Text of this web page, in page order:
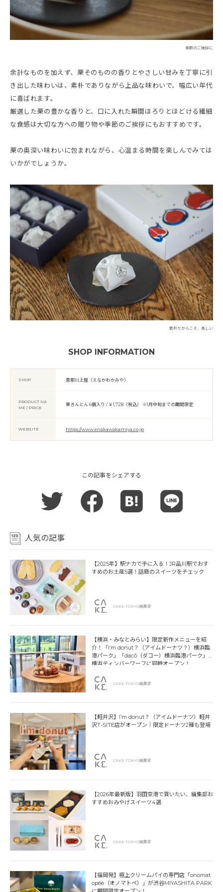
季節のご挨拶に
余計なものを加えず、栗そのものの香りとやさしい甘みを丁寧に引
き出した味わいは、素朴でありながら上品な味わいで、幅広い年代
に喜ばれます。
厳選した栗の豊かな香りと、口に入れた瞬間ほろりとほどける繊細
な食感は大切な方への贈り物や季節のご挨拶にもおすすめです。
栗の奥深い味わいに包まれながら、心温まる時間を楽しんでみては
いかがでしょうか。
素朴だからこそ、美しい
SHOP INFORMATION
SHOP 恵那川上屋（えなかわかみや）
PRODUCT NA
ME / PRICE
栗きんとん 6個入り / ￥1,728（税込） ※1月中旬までの期間限定
WEBSITE https://www.enakawakamiya.co.jp
この記事をシェアする
人気の記事
【2025年】駅ナカで手に入る！JR品川駅でおす
すめのお土産5選！話題のスイーツをチェック
CAKE.TOKYO編集部
【横浜・みなとみらい】限定新作メニューを紹
介！「I’m donut？（アイムドーナツ？）横浜臨
港パーク」「dacō（ダコー）横浜臨港パーク」
横浜ティンバーワーフに同時オープン！
CAKE.TOKYO編集部
【軽井沢】I’m donut？（アイムドーナツ）軽井
沢T-SITE店がオープン｜限定ドーナツ2種も登場
CAKE.TOKYO編集部
【2026年最新版】羽田空港で買いたい、編集部お
すすめおみやげスイーツ4選
CAKE.TOKYO編集部
【福岡発】極上クリームパイの専門店「onomat
opée（オノマトペ）」が渋谷MIYASHITA PARK